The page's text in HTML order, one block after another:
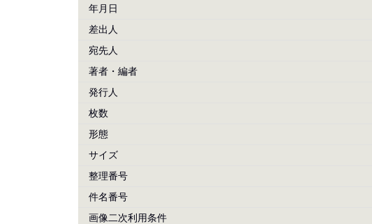
年月日
差出人
宛先人
著者・編者
発行人
枚数
形態
サイズ
整理番号
件名番号
画像二次利用条件